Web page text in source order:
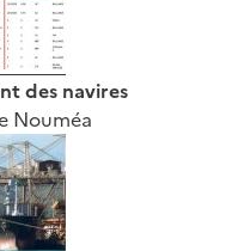
des navires
Nouméa